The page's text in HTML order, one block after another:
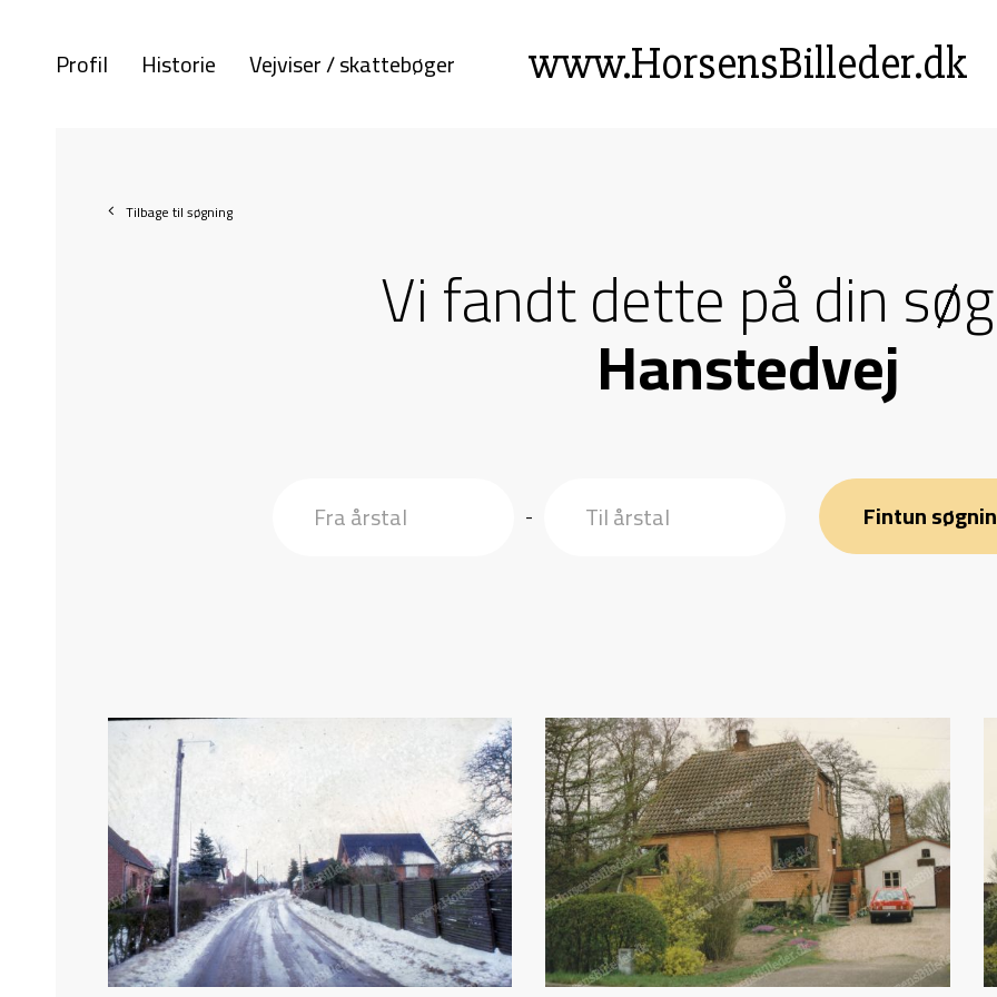
Profil Historie Vejviser / skattebøger www.HorsensBilleder.dk
Tilbage til søgning
Vi fandt dette på din
Hanstedvej
- Fintun